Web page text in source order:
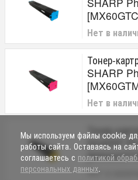
Нет в
Тонер-
SHARP
Нет в
Тонер-
SHARP
Нет в
Мы используем файлы cookie
работы сайта. Оставаясь на
соглашаетесь с политикой
персональных данных.